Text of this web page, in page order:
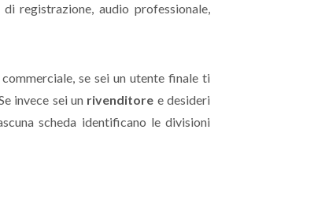
registrazione, audio professionale,
se sei un utente finale ti
invece sei un rivenditore e desideri
scheda identificano le divisioni